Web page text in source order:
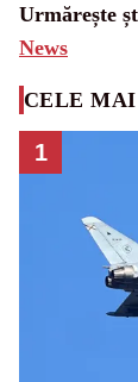
Urmărește
News
CELE
1